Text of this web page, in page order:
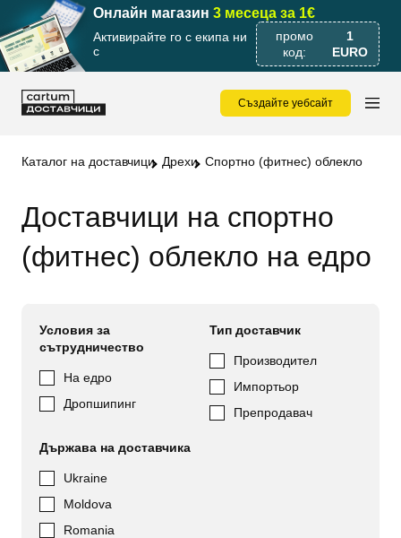
Онлайн магазин 3 месеца за 1€
Активирайте го с екипа ни
с
промо
код:
1
EURO
Създайте уебсайт
Каталог на доставчици Дрехи Спортно (фитнес) облекло
Доставчици на спортно
(фитнес) облекло на едро
Условия за
сътрудничество
На едро
Дропшипинг
Тип доставчик
Производител
Импортьор
Препродавач
Държава на доставчика
Ukraine
Moldova
Romania